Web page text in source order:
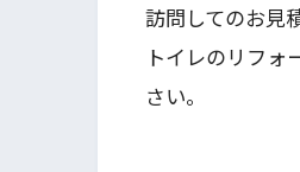
訪問してのお見
トイレのリフォ
さい。